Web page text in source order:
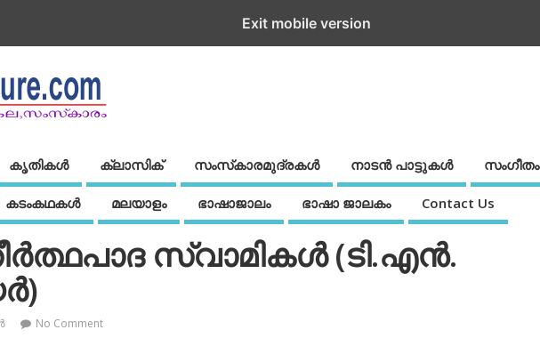
കൃതികൾ ക്ലാസിക് സംസ്‌കാരമുദ്രകള്‍ നാടന്‍ പാട്ടുകള്‍ സംഗീതം
കടംകഥകള്‍ മലയാളം ഭാഷാജാലം ഭാഷാ ജാലകം Contact Us
സ്വാമികള്‍ (ടി.എന്‍.
No Comment
Exit mobile version